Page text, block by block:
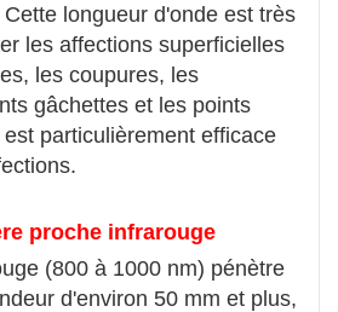
longueur d'onde est très
les affections superficielles
les coupures, les
gâchettes et les points
particulièrement efficace
proche infrarouge
(800 à 1000 nm) pénètre
d'environ 50 mm et plus,